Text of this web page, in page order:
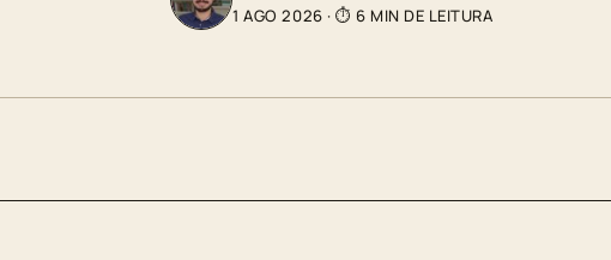
1 AGO 2026 ·⏱ 6 MIN DE LEITURA